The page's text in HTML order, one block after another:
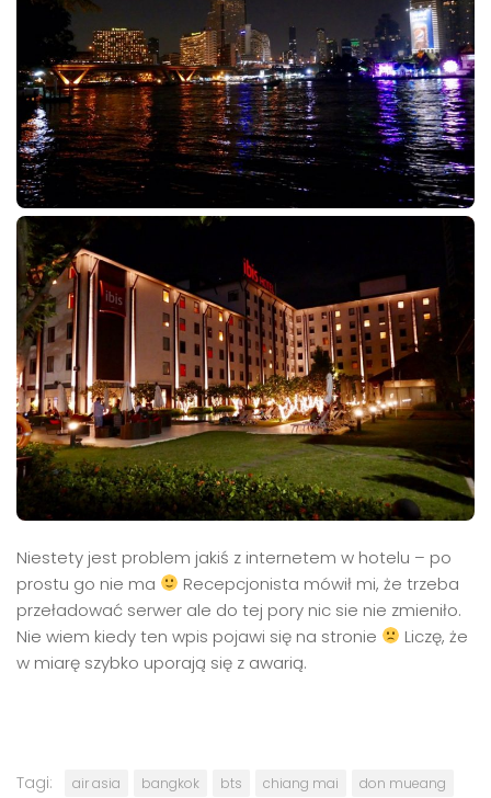
Niestety jest problem jakiś z internetem w hotelu – po
prostu go nie ma
Recepcjonista mówił mi, że trzeba
przeładować serwer ale do tej pory nic sie nie zmieniło.
Nie wiem kiedy ten wpis pojawi się na stronie
Liczę, że
w miarę szybko uporają się z awarią.
Tagi: air asia bangkok bts chiang mai
don mueang